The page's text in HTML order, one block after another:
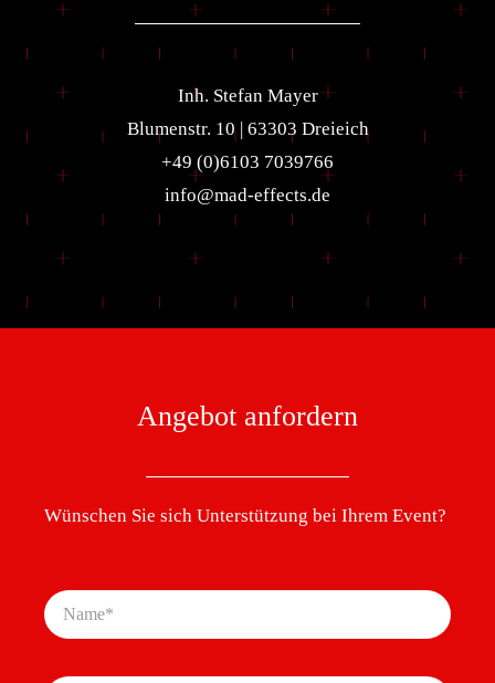
Inh. Stefan Mayer
Blumenstr. 10 | 63303 Dreieich
+49 (0)6103 7039766
info@mad-effects.de
Angebot anfordern
Wünschen Sie sich Unterstützung bei Ihrem Event?